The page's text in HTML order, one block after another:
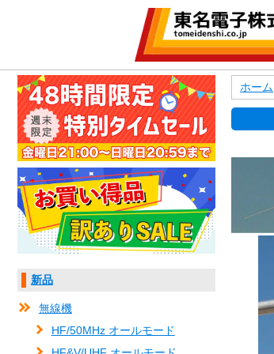
新品
無線機
HF/50MHz オールモード
ホーム